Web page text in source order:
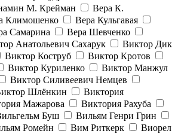
М. Крейман
Вера К.
Климошенко
Вера Кульгавая
Самарина
Вера Шевченко
Анатольевич Сахарук
Виктор Дик
Виктор Коструб
Виктор Кротов
Виктор Куриленко
Виктор Манжул
Виктор Силивеевич Немцев
Шлёнкин
Виктория
Мажарова
Виктория Рахуба
Буш
Вильям Генри Грин
Ромейн Вим Риткерк
Виорел